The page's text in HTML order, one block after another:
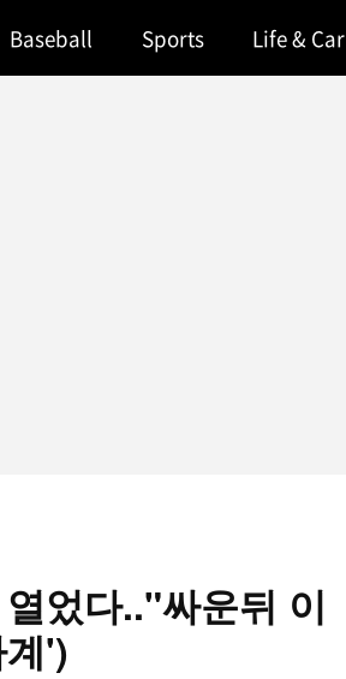
Baseball Sports Life & Car
었다.."싸운뒤 이
')